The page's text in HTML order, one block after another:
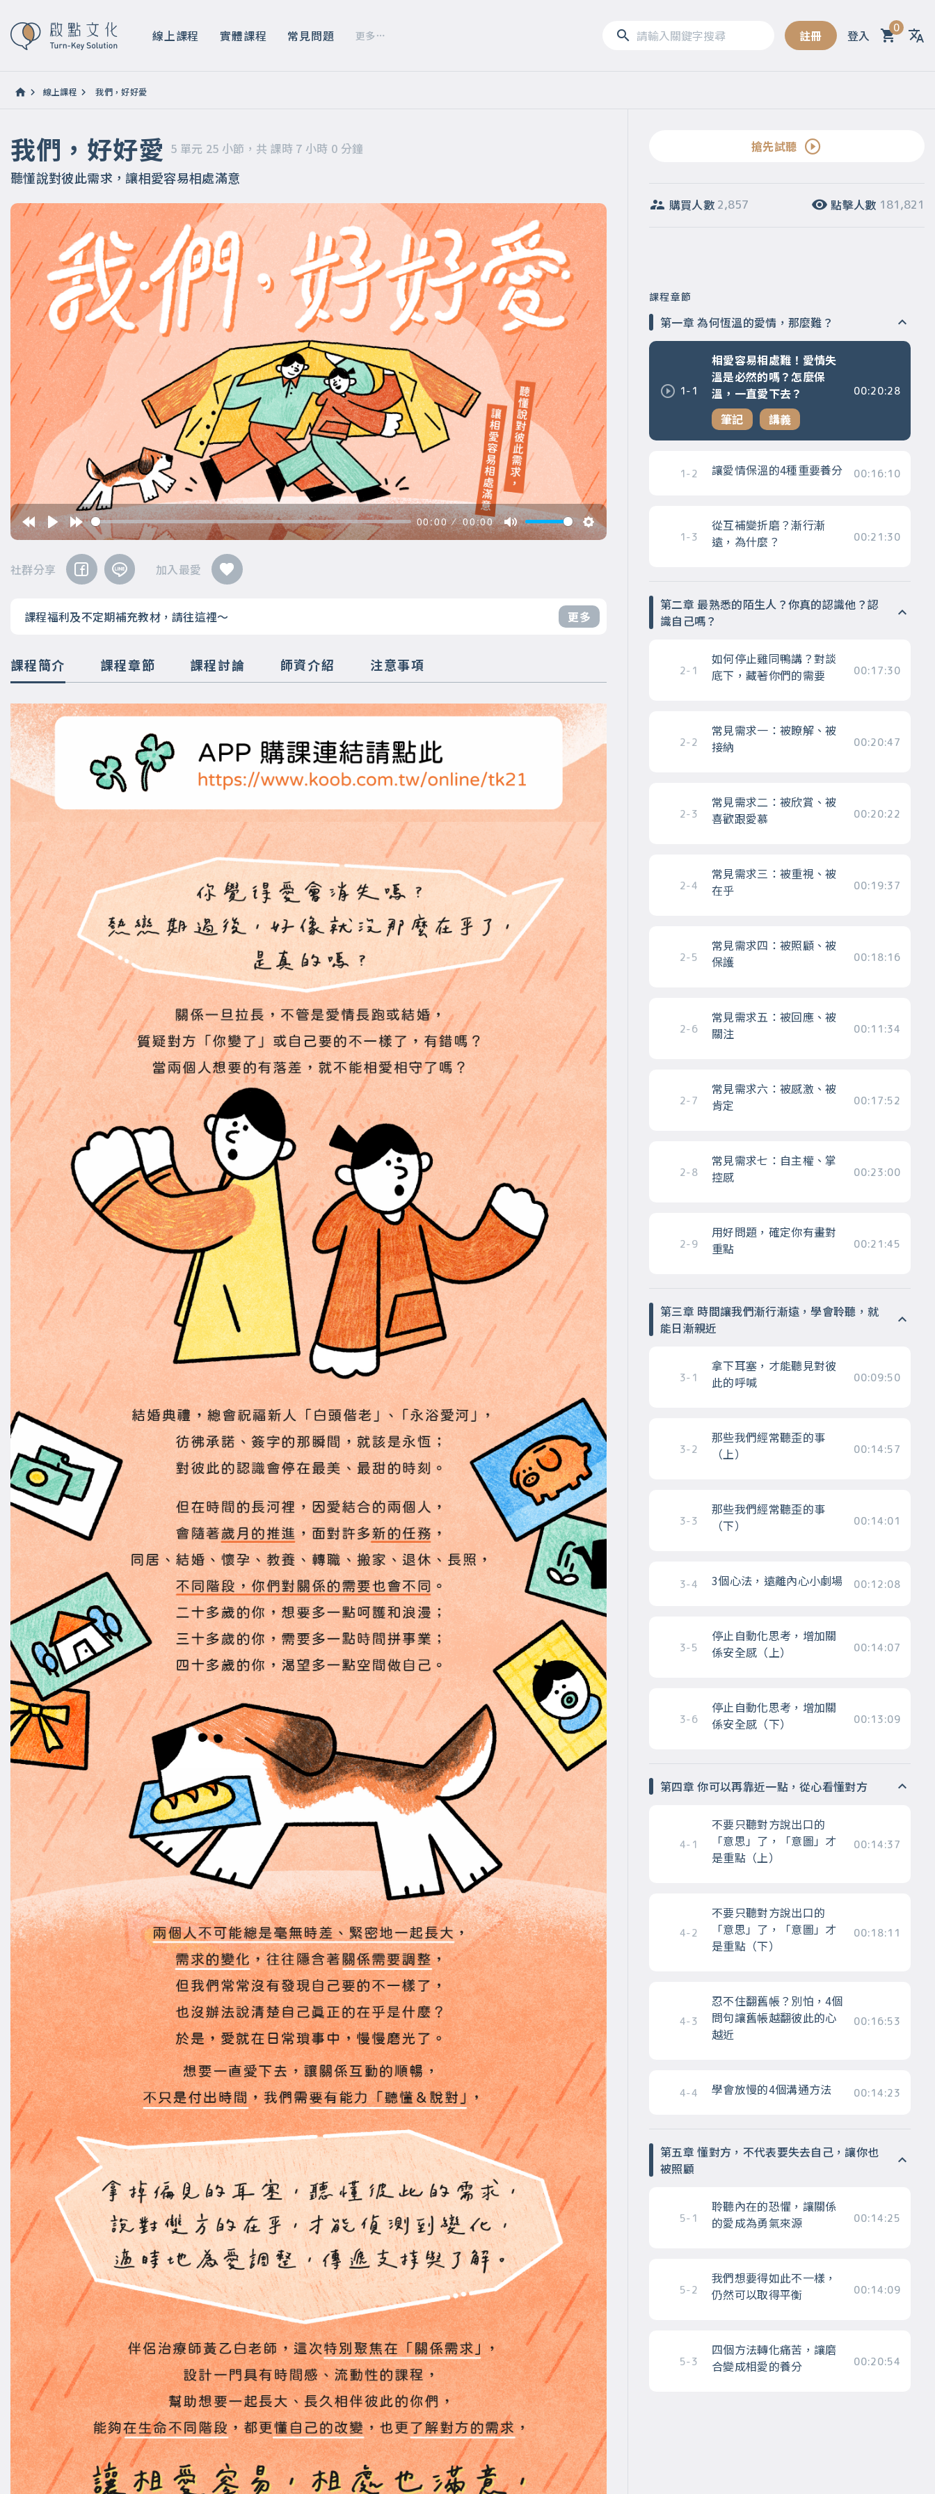
線上課程 實體課程 常見問題 更多 註冊 登入 0
5 單元 25 小節，共 課時 7 小時 0 分鐘
線上課程 我們，好好愛
我們，好好愛 5 單元 25 小節，共 課時 7 小時 0 分鐘
聽懂說對彼此需求，讓相愛容易相處滿意
00:00 00:00
課程福利及不定期補充教材，請往這裡～ 更多
社群分享 加入最愛
課程簡介 課程章節 課程討論 師資介紹 注意事項
搶先試聽
購買人數 2,857 點擊人數 181,821
課程章節
第一章 為何恆溫的愛情，那麼難？
1-1
相愛容易相處難！愛情失
溫是必然的嗎？怎麼保
溫，一直愛下去？
筆記
講義
00:20:28
1-2 讓愛情保溫的4種重要養分 00:16:10
1-3
從互補變折磨？漸行漸
遠，為什麼？
00:21:30
第二章 最熟悉的陌生人？你真的認識他？認
識自己嗎？
2-1
如何停止雞同鴨講？對談
底下，藏著你們的需要
00:17:30
2-2
常見需求一：被瞭解、被
接納
00:20:47
2-3
常見需求二：被欣賞、被
喜歡跟愛慕
00:20:22
2-4
常見需求三：被重視、被
在乎
00:19:37
2-5
常見需求四：被照顧、被
保護
00:18:16
2-6
常見需求五：被回應、被
關注
00:11:34
2-7
常見需求六：被感激、被
肯定
00:17:52
2-8
常見需求七：自主權、掌
控感
00:23:00
2-9
用好問題，確定你有畫對
重點
00:21:45
第三章 時間讓我們漸行漸遠，學會聆聽，就
能日漸親近
3-1
拿下耳塞，才能聽見對彼
此的呼喊
00:09:50
3-2
那些我們經常聽歪的事
（上）
00:14:57
3-3
那些我們經常聽歪的事
（下）
00:14:01
3-4 3個心法，遠離內心小劇場 00:12:08
3-5
停止自動化思考，增加關
係安全感（上）
00:14:07
3-6
停止自動化思考，增加關
係安全感（下）
00:13:09
第四章 你可以再靠近一點，從心看懂對方
4-1
不要只聽對方說出口的
「意思」了，「意圖」才
是重點（上）
00:14:37
4-2
不要只聽對方說出口的
「意思」了，「意圖」才
是重點（下）
00:18:11
4-3
忍不住翻舊帳？別怕，4個
問句讓舊帳越翻彼此的心
越近
00:16:53
4-4 學會放慢的4個溝通方法 00:14:23
第五章 懂對方，不代表要失去自己，讓你也
被照顧
5-1
聆聽內在的恐懼，讓關係
的愛成為勇氣來源
00:14:25
5-2
我們想要得如此不一樣，
仍然可以取得平衡
00:14:09
5-3
四個方法轉化痛苦，讓磨
合變成相愛的養分
00:20:54